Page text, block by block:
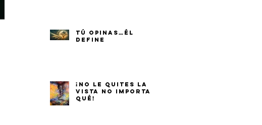
TÚ OPINAS…ÉL
DEFINE
¡NO LE QUITES LA
VISTA NO IMPORTA
QUÉ!